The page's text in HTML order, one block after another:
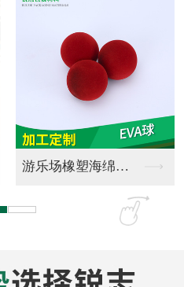
双面胶销售定制